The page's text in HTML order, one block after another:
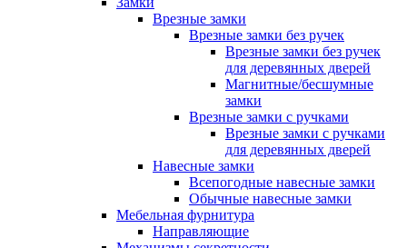
Врезные замки
Врезные замки без ручек
Врезные замки без ручек
для деревянных дверей
Магнитные/бесшумные
замки
Врезные замки с ручками
Врезные замки с ручками
для деревянных дверей
Навесные замки
Всепогодные навесные замки
Обычные навесные замки
Мебельная фурнитура
Направляющие